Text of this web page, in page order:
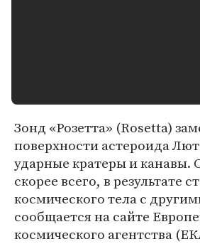
Зонд «Розетта» (Rosetta)
поверхности астероида
ударные кратеры и канавы.
скорее всего, в результате
космического тела с
сообщается на сайте
космического агентства